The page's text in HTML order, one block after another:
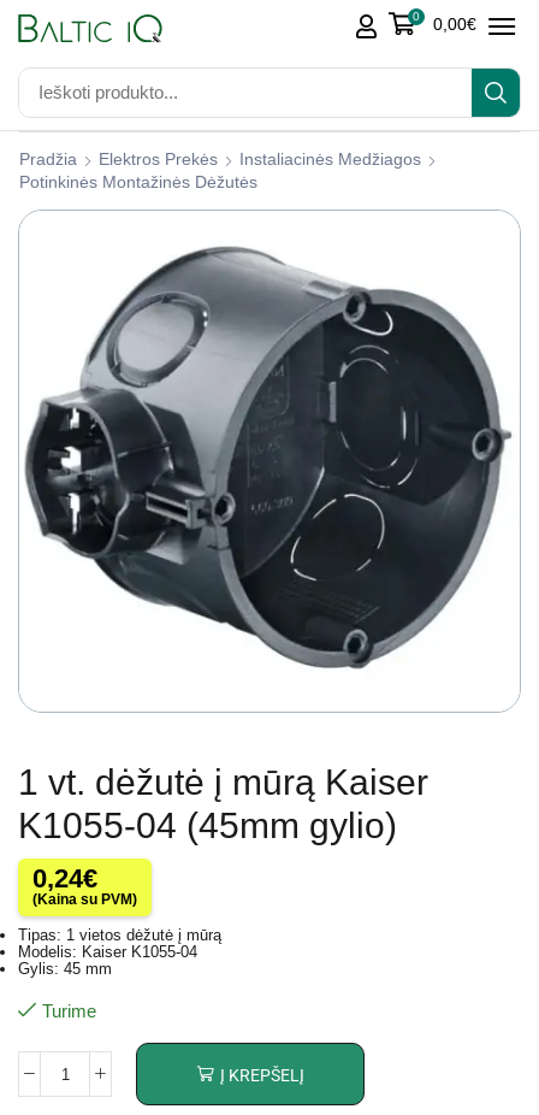
0 0,00€
Pradžia Elektros Prekės
Instaliacinės Medžiagos
Potinkinės Montažinės Dėžutės
1 vt. dėžutė į mūrą Kaiser
K1055-04 (45mm gylio)
0,24€
(Kaina su PVM)
Tipas: 1 vietos dėžutė į mūrą
Modelis: Kaiser K1055-04
Gylis: 45 mm
Turime
Į KREPŠELĮ